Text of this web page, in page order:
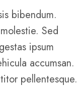
bibendum.
Sed
ipsum
accumsan.
pellentesque.